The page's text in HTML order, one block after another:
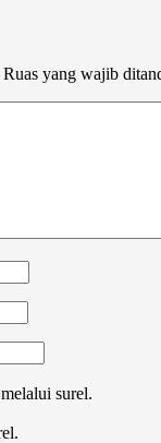
Ruas yang wajib
surel.